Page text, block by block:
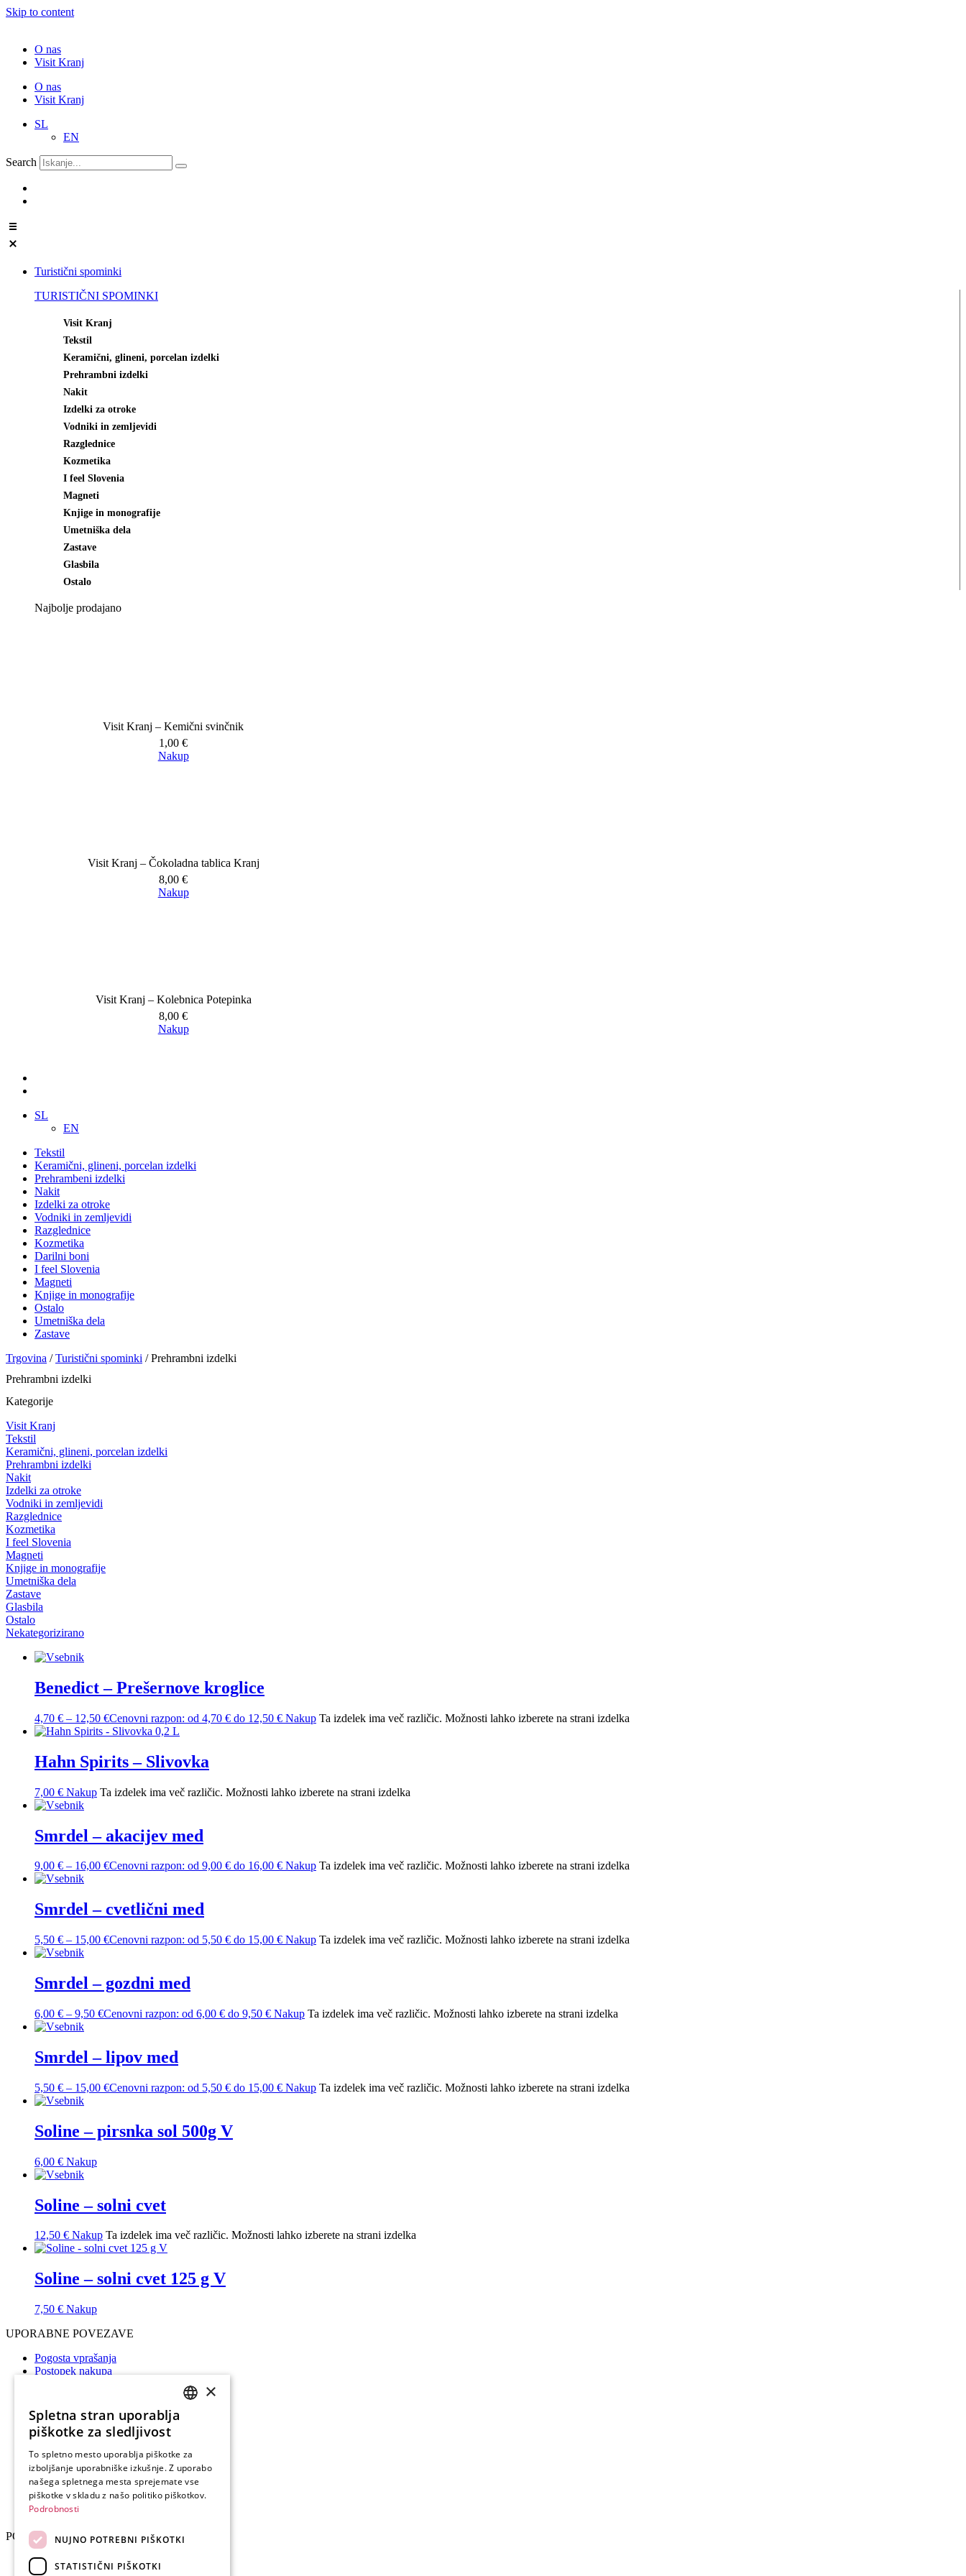
Skip to content
O nas
Visit Kranj
O nas
Visit Kranj
SL
EN
Search
Turistični spominki
TURISTIČNI SPOMINKI
Visit Kranj
Tekstil
Keramični, glineni, porcelan izdelki
Prehrambni izdelki
Nakit
Izdelki za otroke
Vodniki in zemljevidi
Razglednice
Kozmetika
I feel Slovenia
Magneti
Knjige in monografije
Umetniška dela
Zastave
Glasbila
Ostalo
Najbolje prodajano
Visit Kranj – Kemični svinčnik
1,00€
Nakup
Visit Kranj – Čokoladna tablica Kranj
8,00€
Nakup
Visit Kranj – Kolebnica Potepinka
8,00€
Nakup
SL
EN
Tekstil
Keramični, glineni, porcelan izdelki
Prehrambeni izdelki
Nakit
Izdelki za otroke
Vodniki in zemljevidi
Razglednice
Kozmetika
Darilni boni
I feel Slovenia
Magneti
Knjige in monografije
Ostalo
Umetniška dela
Zastave
Trgovina /Turistični spominki / Prehrambni izdelki
Prehrambni izdelki
Kategorije
Visit Kranj
Tekstil
Keramični, glineni, porcelan izdelki
Prehrambni izdelki
Nakit
Izdelki za otroke
Vodniki in zemljevidi
Razglednice
Kozmetika
I feel Slovenia
Magneti
Knjige in monografije
Umetniška dela
Zastave
Glasbila
Ostalo
Nekategorizirano
Benedict – Prešernove kroglice
4,70 € – 12,50 €Cenovni razpon: od 4,70 € do 12,50 € Nakup Ta izdelek ima več različic. Možnosti lahko izberete na strani izdelka
Hahn Spirits – Slivovka
7,00 € Nakup Ta izdelek ima več različic. Možnosti lahko izberete na strani izdelka
Smrdel – akacijev med
9,00 € – 16,00 €Cenovni razpon: od 9,00 € do 16,00 € Nakup Ta izdelek ima več različic. Možnosti lahko izberete na strani izdelka
Smrdel – cvetlični med
5,50 € – 15,00 €Cenovni razpon: od 5,50 € do 15,00 € Nakup Ta izdelek ima več različic. Možnosti lahko izberete na strani izdelka
Smrdel – gozdni med
6,00 € – 9,50 €Cenovni razpon: od 6,00 € do 9,50 € Nakup Ta izdelek ima več različic. Možnosti lahko izberete na strani izdelka
Smrdel – lipov med
5,50 € – 15,00 €Cenovni razpon: od 5,50 € do 15,00 € Nakup Ta izdelek ima več različic. Možnosti lahko izberete na strani izdelka
Soline – pirsnka sol 500g V
6,00 € Nakup
Soline – solni cvet
12,50 € Nakup Ta izdelek ima več različic. Možnosti lahko izberete na strani izdelka
Soline – solni cvet 125 g V
7,50 € Nakup
UPORABNE POVEZAVE
Pogosta vprašanja
Postopek nakupa
Pravilnik o piškotkih (EU)
Splošni pogoji poslovanja z darilnimi boni
Postopek nakupa
Pogoji poslovanja
Menjava izdelka in vračila
Pravilnik o piškotkih (EU)
Splošni pogoji poslovanja z darilnimi boni
POVEŽIMO SE
Instagram
SLOVENIAN
GERMAN
ITALIAN
×
Spletna stran uporablja
piškotke za sledljivost
To spletno mesto uporablja piškotke za
izboljšanje uporabniške izkušnje. Z uporabo
našega spletnega mesta sprejemate vse
piškotke v skladu z našo politiko piškotkov.
Podrobnosti
NUJNO POTREBNI PIŠKOTKI
STATISTIČNI PIŠKOTKI